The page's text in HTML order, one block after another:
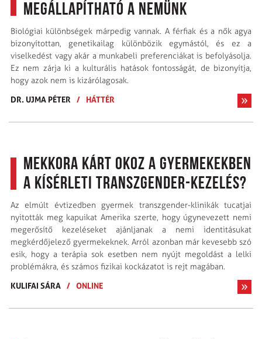
megállapítható a nemünk
Biológiai különbségek márpedig vannak. A férfiak és a nők agya
bizonyítottan, genetikailag különbözik egymástól, és ez a
viselkedést vagy akár a munkabeli preferenciákat is befolyásolja.
Ez nem zárja ki a kulturális hatások fontosságát, de bizonyítja,
hogy azok nem is kizárólagosak.
DR. UJMA PÉTER
/ HÁTTÉR
Mekkora kárt okoz a gyermekekben
a kísérleti transzgender-kezelés?
Az elmúlt évtizedben gyermek transzgender-klinikák tucatjai
nyitották meg kapuikat Amerika szerte, hogy úgynevezett nemi
megerősítő kezeléseket ajánljanak a nemi identitásukat
megkérdőjelező gyermekeknek. Arról azonban már kevesebb szó
esik, hogy a terápia sok esetben nem nyújt megoldást a lelki
problémákra, és számos fizikai kockázatot is rejt magában.
KULIFAI SÁRA / ONLINE